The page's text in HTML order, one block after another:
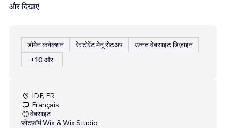
और दिखाएं
डोमेन कनेक्शन रेस्टोरेंट मेनू सेटअप
उन्नत वेबसाइट डिज़ाइन
+10 और
IDF, FR
Français
वेबसाइट
प्लेटफ़ॉर्म:Wix & Wix Studio